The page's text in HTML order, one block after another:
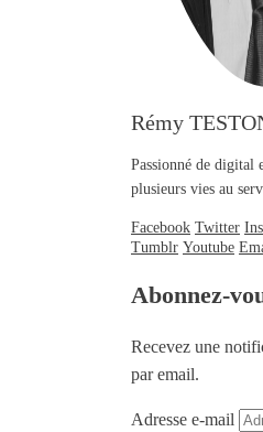
Rémy
Passionné de digital
plusieurs vies au
Facebook Twitter
Tumblr Youtube
Abonnez-
Recevez une
par email.
Adresse e-mail